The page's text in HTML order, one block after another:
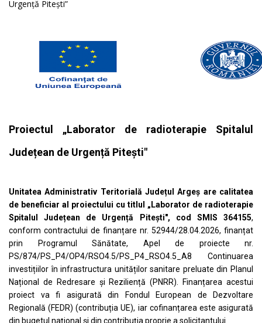
Urgență Pitești”
Proiectul „Laborator de radioterapie Spitalul
Județean de Urgență Pitești"
Unitatea Administrativ Teritorială Județul Argeș are calitatea
de beneficiar al proiectului cu titlul „Laborator de radioterapie
Spitalul Județean de Urgență Pitești", cod SMIS 364155,
conform contractului de finanțare nr. 52944/28.04.2026, finanțat
prin Programul Sănătate, Apel de proiecte nr.
PS/874/PS_P4/OP4/RSO4.5/PS_P4_RSO4.5_A8 Continuarea
investițiilor în infrastructura unităților sanitare preluate din Planul
Național de Redresare și Reziliență (PNRR). Finanțarea acestui
proiect va fi asigurată din Fondul European de Dezvoltare
Regională (FEDR) (contribuția UE), iar cofinanțarea este asigurată
din bugetul național și din contribuția proprie a solicitantului.